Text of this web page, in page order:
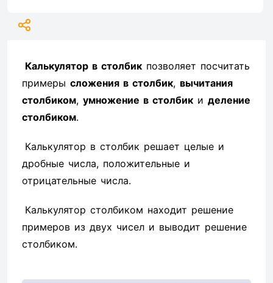
Калькулятор в столбик позволяет посчитать
примеры сложения в столбик, вычитания
столбиком, умножение в столбик и деление
столбиком.
Калькулятор в столбик решает целые и
дробные числа, положительные и
отрицательные числа.
Калькулятор столбиком находит решение
примеров из двух чисел и выводит решение
столбиком.